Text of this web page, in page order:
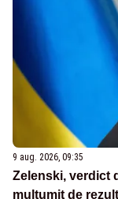
9 aug. 2026, 09:35
Zelenski, verdict
mulțumit de